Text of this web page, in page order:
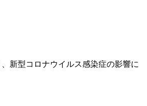
新型コロナウイルス感染症の影響に